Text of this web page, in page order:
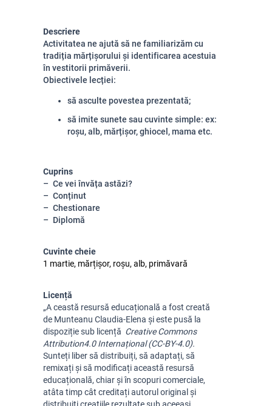
Descriere
Activitatea ne ajută să ne familiarizăm cu
tradiția mărțișorului și identificarea acestuia
în vestitorii primăverii.
Obiectivele lecției:
să asculte povestea prezentată;
să imite sunete sau cuvinte simple: ex:
roșu, alb, mărțișor, ghiocel, mama etc.
Cuprins
Ce vei învăța astăzi?
Conținut
Chestionare
Diplomă
Cuvinte cheie
1 martie, mărțișor, roșu, alb, primăvară
Licență
„Această resursă educațională a fost creată
de Munteanu Claudia-Elena și este pusă la
dispoziție sub licență Creative Commons
Attribution4.0 Internațional (CC-BY-4.0).
Sunteți liber să distribuiți, să adaptați, să
remixați și să modificați această resursă
educațională, chiar și în scopuri comerciale,
atâta timp cât creditați autorul original și